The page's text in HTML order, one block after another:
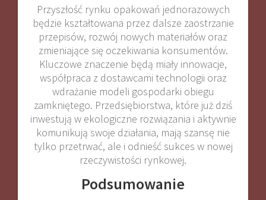
Przyszłość rynku opakowań jednorazowych
będzie kształtowana przez dalsze zaostrzanie
przepisów, rozwój nowych materiałów oraz
zmieniające się oczekiwania konsumentów.
Kluczowe znaczenie będą miały innowacje,
współpraca z dostawcami technologii oraz
wdrażanie modeli gospodarki obiegu
zamkniętego. Przedsiębiorstwa, które już dziś
inwestują w ekologiczne rozwiązania i aktywnie
komunikują swoje działania, mają szansę nie
tylko przetrwać, ale i odnieść sukces w nowej
rzeczywistości rynkowej.
Podsumowanie